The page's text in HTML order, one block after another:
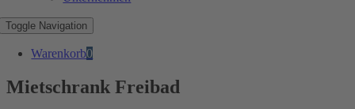
Toggle Navigation
Warenkorb0
Mietschrank Freibad